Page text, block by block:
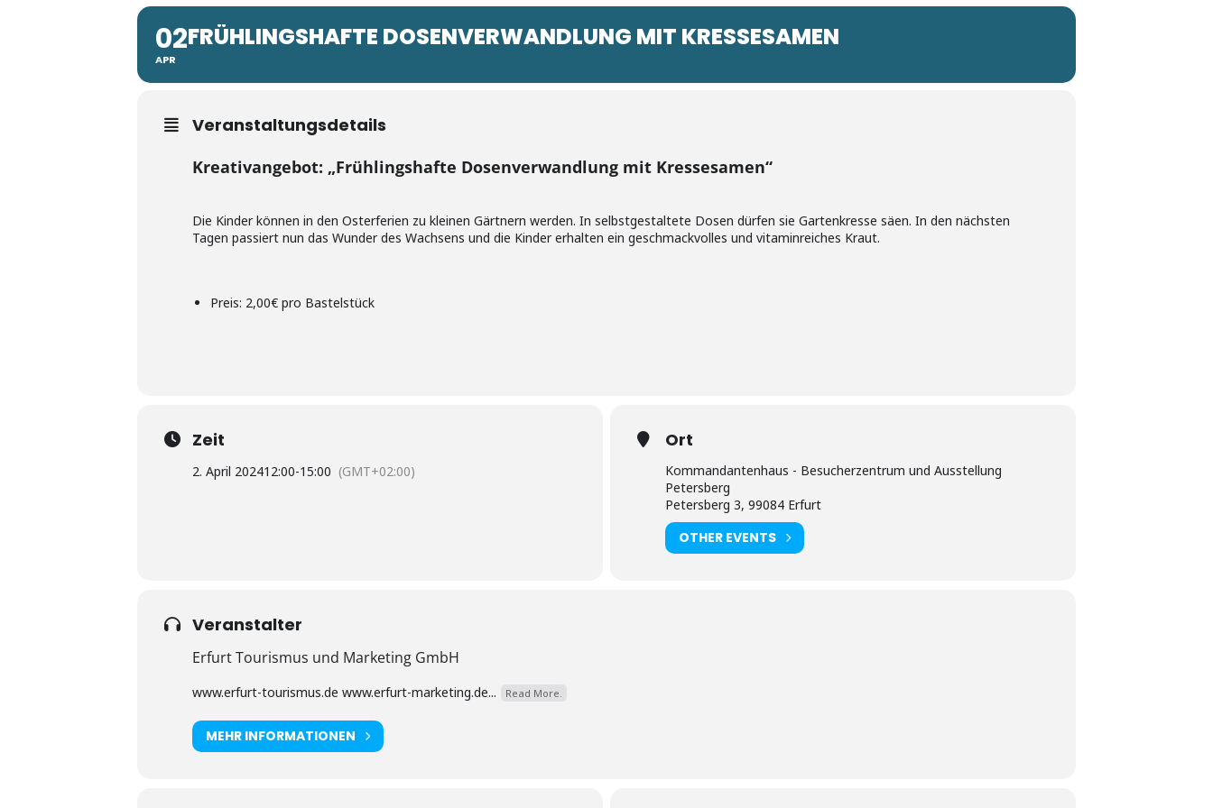
02
APR
FRÜHLINGSHAFTE DOSENVERWANDLUNG MIT KRESSESAMEN
Veranstaltungsdetails
Kreativangebot: „Frühlingshafte Dosenverwandlung mit Kressesamen“
Die Kinder können in den Osterferien zu kleinen Gärtnern werden. In selbstgestaltete Dosen dürfen sie Gartenkresse säen. In den nächsten
Tagen passiert nun das Wunder des Wachsens und die Kinder erhalten ein geschmackvolles und vitaminreiches Kraut.
Preis: 2,00€ pro Bastelstück
Zeit
2. April 202412:00-15:00 (GMT+02:00)
Ort
Kommandantenhaus - Besucherzentrum und Ausstellung
Petersberg
Petersberg 3, 99084 Erfurt
OTHER EVENTS
Veranstalter
Erfurt Tourismus und Marketing GmbH
www.erfurt-tourismus.de www.erfurt-marketing.de... Read More.
MEHR INFORMATIONEN